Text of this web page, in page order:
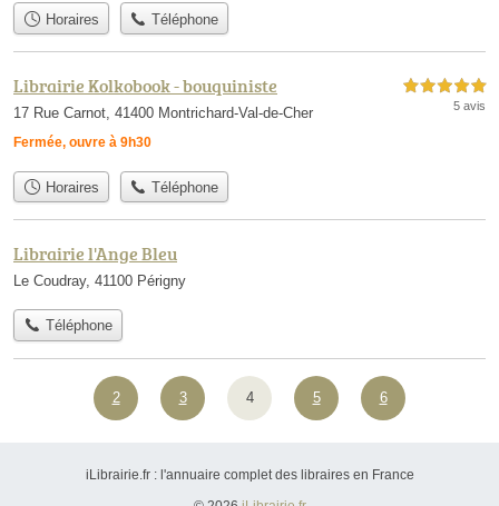
Horaires Téléphone
Librairie Kolkobook - bouquiniste
17 Rue Carnot, 41400 Montrichard-Val-de-Cher
Fermée, ouvre à 9h30
5,0 étoiles sur 5
5 avis
Horaires Téléphone
Librairie l'Ange Bleu
Le Coudray, 41100 Périgny
Téléphone
2 3 4 5 6
iLibrairie.fr : l'annuaire complet des libraires en France